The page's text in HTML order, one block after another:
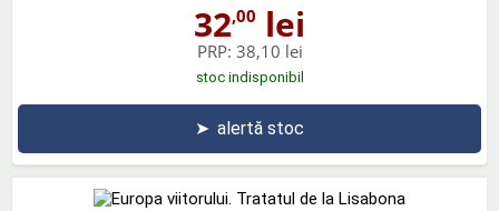
32,00 lei
PRP: 38,10 lei
stoc indisponibil
➤ alertă stoc